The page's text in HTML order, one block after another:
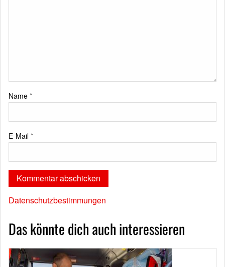
Name *
E-Mail *
Datenschutzbestimmungen
Das könnte dich auch interessieren